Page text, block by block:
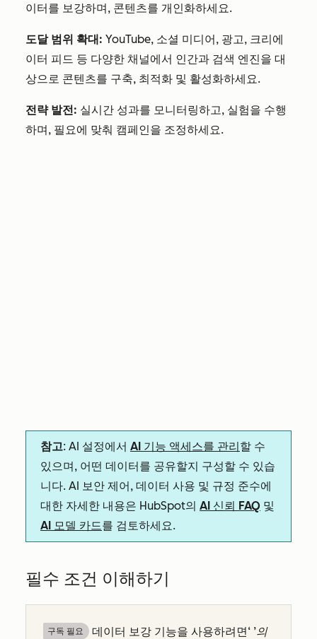
이터를 보강하며, 콘텐츠를 개인화하세요.
도달 범위 확대: YouTube, 소셜 미디어, 광고, 크리에
이터 피드 등 다양한 채널에서 인간과 검색 엔진을 대
상으로 콘텐츠를 구축, 최적화 및 활성화하세요.
전략 발전: 실시간 성과를 모니터링하고, 실험을 수행
하며, 필요에 맞춰 캠페인을 조정하세요.
참고: AI 설정에서 AI 기능 액세스를 관리할 수
있으며, 어떤 데이터를 공유할지 구성할 수 있습
니다. AI 보안 제어, 데이터 사용 및 규정 준수에
대한 자세한 내용은 HubSpot의 AI 신뢰 FAQ 및
AI 모델 카드를 검토하세요.
필수 조건 이해하기
구독 필요 데이터 보강 기능을 사용하려면‘ ’의